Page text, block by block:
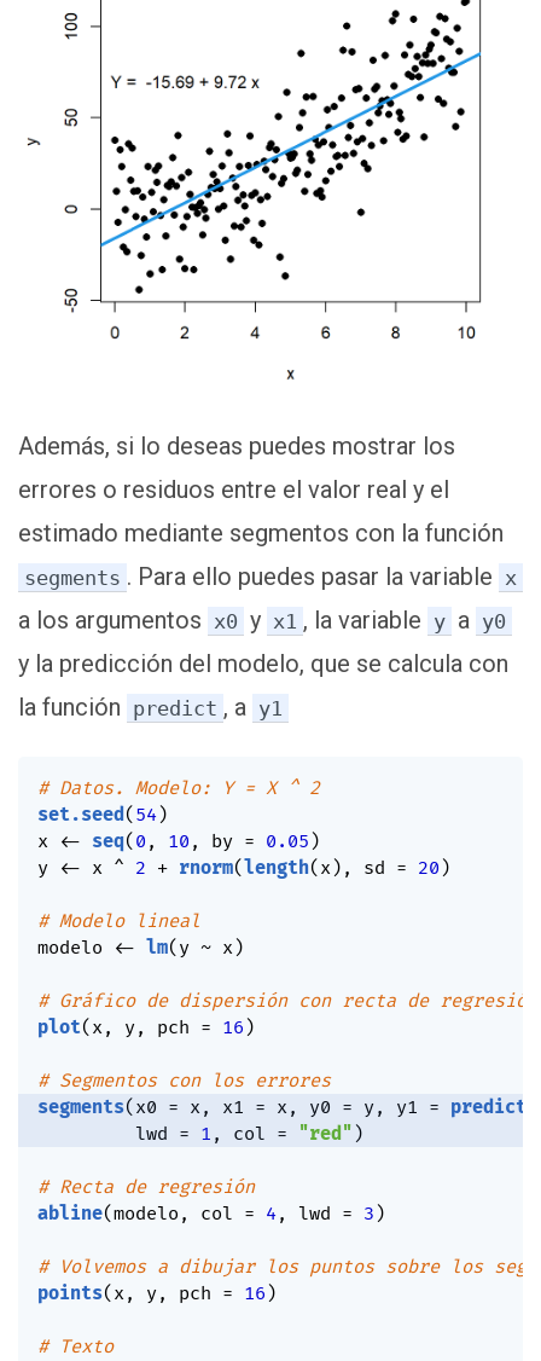
Además, si lo deseas puedes mostrar los
errores o residuos entre el valor real y el
estimado mediante segmentos con la función
segments . Para ello puedes pasar la variable x
a los argumentos x0 y x1 , la variable y a y0
y la predicción del modelo, que se calcula con
la función predict , a y1
# Datos. Modelo: Y = X ^ 2
set.seed( 54)
x <- seq( 0 , 10 , by = 0.05 )
y <- x ^ 2 + rnorm(length( x) , sd = 20 )
# Modelo lineal
modelo
<- lm( y ~ x)
# Gráfico de dispersión con recta de regresión
plot( x, y, pch = 16 )
# Segmentos con los errores
segments( x0 = x , x1 = x , y0 = y, y1 = predict
         lwd
= 1 , col = "red" )
# Recta de regresión
abline(modelo , col = 4, lwd = 3 )
# Volvemos a dibujar los puntos sobre los
points( x, y, pch = 16 )
# Texto